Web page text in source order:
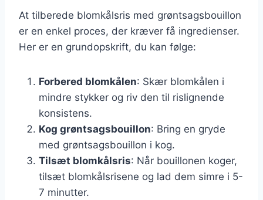
At tilberede blomkålsris med grøntsagsbouillon
er en enkel proces, der kræver få ingredienser.
Her er en grundopskrift, du kan følge:
Forbered blomkålen: Skær blomkålen i
mindre stykker og riv den til rislignende
konsistens.
Kog grøntsagsbouillon: Bring en gryde
med grøntsagsbouillon i kog.
Tilsæt blomkålsris: Når bouillonen koger,
tilsæt blomkålsrisene og lad dem simre i 5-
7 minutter.